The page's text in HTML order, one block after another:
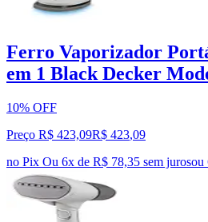
Ferro Vaporizador
em 1 Black Decker
10% OFF
Preço R$ 423,09R$ 423,09
no Pix Ou 6x de R$ 78,35 sem jurosou